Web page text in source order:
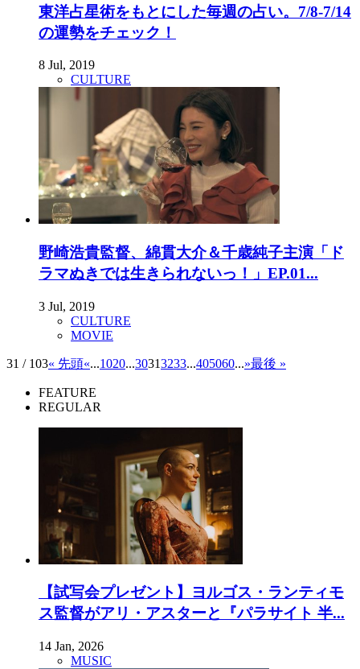
東洋占星術をもとにした毎週の占い。7/8-7/14
の運勢をチェック！
8 Jul, 2019
CULTURE
野崎浩貴監督、綿貫大介＆千歳純子主演「ド
ラマぬきでは生きられないっ！」EP.01...
3 Jul, 2019
CULTURE
MOVIE
31 / 103« 先頭«...1020...30313233...405060...»最後 »
FEATURE
REGULAR
【試写会プレゼント】ヨルゴス・ランティモ
ス監督がアリ・アスターと『パラサイト 半...
14 Jan, 2026
MUSIC